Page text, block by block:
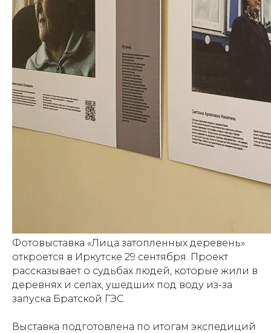
Фотовыставка «Лица затопленных деревень»
откроется в Иркутске 29 сентября. Проект
рассказывает о судьбах людей, которые жили в
деревнях и селах, ушедших под воду из-за
запуска Братской ГЭС.
Выставка подготовлена по итогам экспедиций